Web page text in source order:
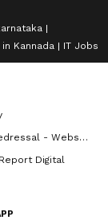
Kannada IT Jobs
- Website
Digital